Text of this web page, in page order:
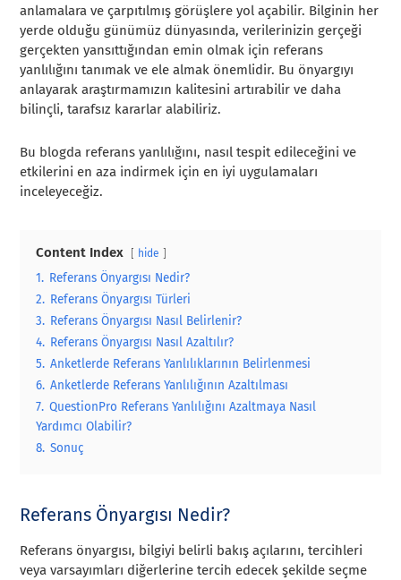
anlamalara ve çarpıtılmış görüşlere yol açabilir. Bilginin her
yerde olduğu günümüz dünyasında, verilerinizin gerçeği
gerçekten yansıttığından emin olmak için referans
yanlılığını tanımak ve ele almak önemlidir. Bu önyargıyı
anlayarak araştırmamızın kalitesini artırabilir ve daha
bilinçli, tarafsız kararlar alabiliriz.
Bu blogda referans yanlılığını, nasıl tespit edileceğini ve
etkilerini en aza indirmek için en iyi uygulamaları
inceleyeceğiz.
Content Index hide
1. Referans Önyargısı Nedir?
2. Referans Önyargısı Türleri
3. Referans Önyargısı Nasıl Belirlenir?
4. Referans Önyargısı Nasıl Azaltılır?
5. Anketlerde Referans Yanlılıklarının Belirlenmesi
6. Anketlerde Referans Yanlılığının Azaltılması
7. QuestionPro Referans Yanlılığını Azaltmaya Nasıl
Yardımcı Olabilir?
8. Sonuç
Referans Önyargısı Nedir?
Referans önyargısı, bilgiyi belirli bakış açılarını, tercihleri
veya varsayımları diğerlerine tercih edecek şekilde seçme